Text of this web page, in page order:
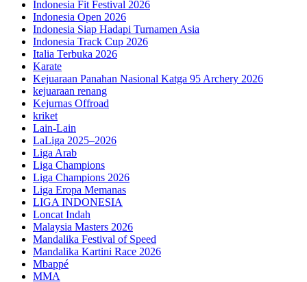
Indonesia Fit Festival 2026
Indonesia Open 2026
Indonesia Siap Hadapi Turnamen Asia
Indonesia Track Cup 2026
Italia Terbuka 2026
Karate
Kejuaraan Panahan Nasional Katga 95 Archery 2026
kejuaraan renang
Kejurnas Offroad
kriket
Lain-Lain
LaLiga 2025–2026
Liga Arab
Liga Champions
Liga Champions 2026
Liga Eropa Memanas
LIGA INDONESIA
Loncat Indah
Malaysia Masters 2026
Mandalika Festival of Speed
Mandalika Kartini Race 2026
Mbappé
MMA